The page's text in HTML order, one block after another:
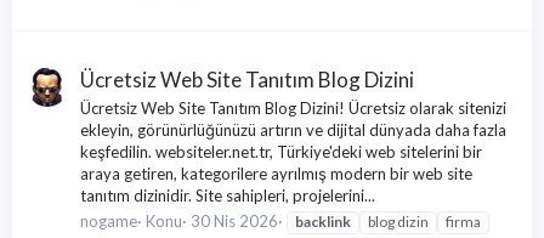
Ücretsiz Web Site Tanıtım Blog Dizini
Ücretsiz Web Site Tanıtım Blog Dizini! Ücretsiz olarak sitenizi
ekleyin, görünürlüğünüzü artırın ve dijital dünyada daha fazla
keşfedilin. websiteler.net.tr, Türkiye'deki web sitelerini bir
araya getiren, kategorilere ayrılmış modern bir web site
tanıtım dizinidir. Site sahipleri, projelerini...
nogame Konu 30 Nis 2026 backlink blog dizin
firma